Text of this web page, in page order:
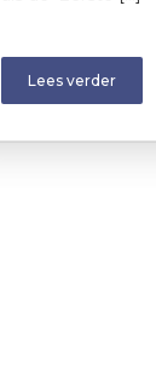
Lees verder